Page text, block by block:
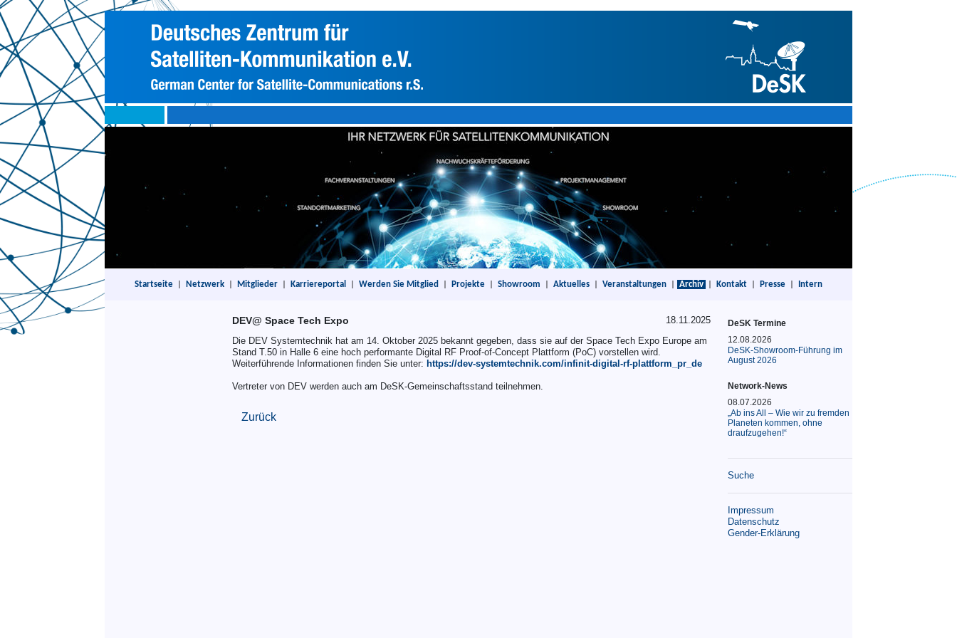
Startseite Netzwerk Mitglieder Karriereportal Werden Sie Mitglied Projekte Showroom Aktuelles Veranstaltungen Archiv Kontakt Presse Intern
DEV@ Space Tech Expo
18.11.2025
Die DEV Systemtechnik hat am 14. Oktober 2025 bekannt gegeben, dass sie auf der Space Tech Expo Europe am
Stand T.50 in Halle 6 eine hoch performante Digital RF Proof-of-Concept Plattform (PoC) vorstellen wird.
Weiterführende Informationen finden Sie unter: https://dev-systemtechnik.com/infinit-digital-rf-plattform_pr_de
Vertreter von DEV werden auch am DeSK-Gemeinschaftsstand teilnehmen.
Zurück
DeSK Termine
12.08.2026
DeSK-Showroom-Führung im
August 2026
Network-News
08.07.2026
„Ab ins All – Wie wir zu fremden
Planeten kommen, ohne
draufzugehen!“
Suche
Impressum
Datenschutz
Gender-Erklärung